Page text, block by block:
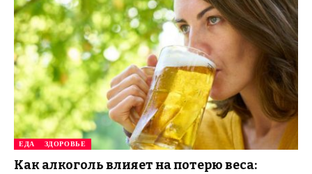
ЕДА ЗДОРОВЬЕ
Как алкоголь влияет на потерю веса: